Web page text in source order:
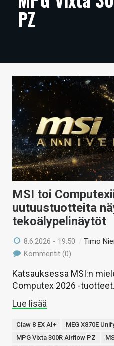
ARTIKKELIT
TIETOA
HINTA.FI
KAUPPA
VAIHDA TEEMA
HAKU
PZ
MSI toi
uutuustuotteita
tekoälypelinäytöt
8.6.2026 - 19:50 /Timo
Kommentit (0)
Katsauksessa MSI:n
Computex 2026 -tuotteet.
Lue lisää
Claw 8 EX AI+
MEG X870E
MPG Vixta 300R Airflow PZ